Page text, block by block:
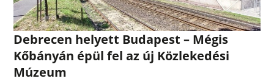
Debrecen helyett Budapest – Mégis
Kőbányán épül fel az új Közlekedési
Múzeum